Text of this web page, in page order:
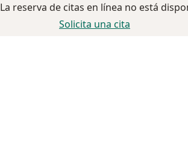
La reserva de citas en línea no está
Solicita una cita